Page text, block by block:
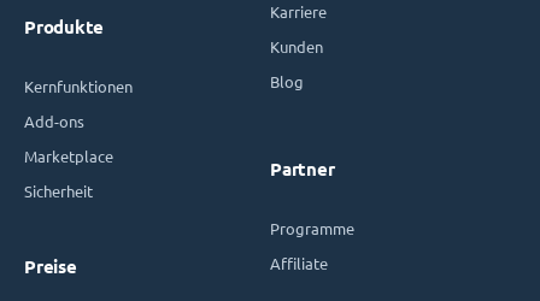
Produkte
Kernfunktionen
Add-ons
Marketplace
Sicherheit
Preise
Karriere
Kunden
Blog
Partner
Programme
Affiliate